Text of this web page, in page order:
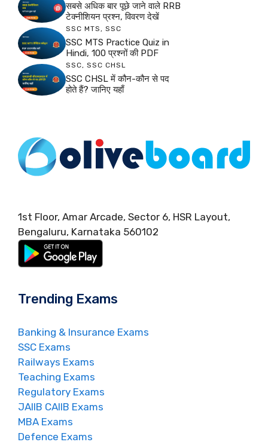
सबसे अधिक बार पूछे जाने वाले RRB
टेक्नीशियन प्रश्न, विवरण देखें
SSC MTS, SSC
SSC MTS Practice Quiz in
Hindi, 100 प्रश्नों की PDF
SSC, SSC CHSL
SSC CHSL में कौन-कौन से पद
होते हैं? जानिए यहाँ
1st Floor, Amar Arcade, Sector 6, HSR Layout,
Bengaluru, Karnataka 560102
Trending Exams
Banking & Insurance Exams
SSC Exams
Railways Exams
Teaching Exams
Regulatory Exams
JAIIB CAIIB Exams
MBA Exams
Defence Exams